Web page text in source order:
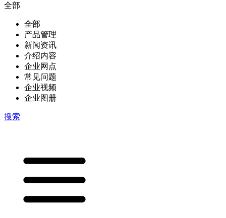
全部
全部
产品管理
新闻资讯
介绍内容
企业网点
常见问题
企业视频
企业图册
搜索